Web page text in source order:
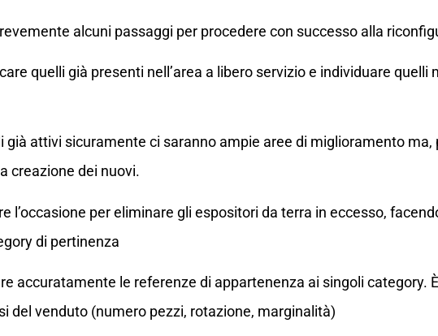
alcuni passaggi per procedere con successo alla
quelli già presenti nell’area a libero servizio e individuare quelli
già attivi sicuramente ci saranno ampie aree di miglioramento ma,
creazione dei nuovi.
l’occasione per eliminare gli espositori da terra in eccesso,
di pertinenza
accuratamente le referenze di appartenenza ai singoli category.
del venduto (numero pezzi, rotazione, marginalità)